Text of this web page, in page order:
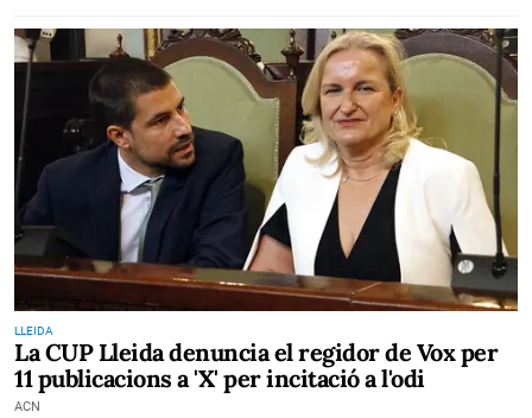
LLEIDA
La CUP Lleida denuncia el regidor de Vox per
11 publicacions a 'X' per incitació a l'odi
ACN